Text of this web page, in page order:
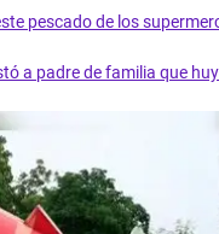
pescado de los
a padre de familia que